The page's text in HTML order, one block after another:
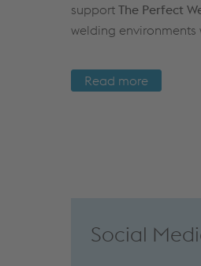
support The Perfect
welding environments
Read more
Social